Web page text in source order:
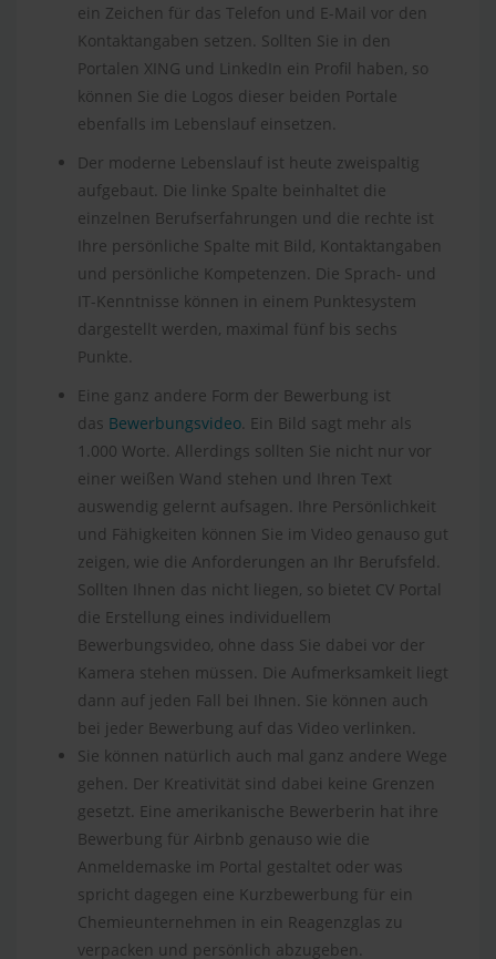
ein Zeichen für das Telefon und E-Mail vor den
Kontaktangaben setzen. Sollten Sie in den
Portalen XING und LinkedIn ein Profil haben, so
können Sie die Logos dieser beiden Portale
ebenfalls im Lebenslauf einsetzen.
Der moderne Lebenslauf ist heute zweispaltig
aufgebaut. Die linke Spalte beinhaltet die
einzelnen Berufserfahrungen und die rechte ist
Ihre persönliche Spalte mit Bild, Kontaktangaben
und persönliche Kompetenzen. Die Sprach- und
IT-Kenntnisse können in einem Punktesystem
dargestellt werden, maximal fünf bis sechs
Punkte.
Eine ganz andere Form der Bewerbung ist
das Bewerbungsvideo. Ein Bild sagt mehr als
1.000 Worte. Allerdings sollten Sie nicht nur vor
einer weißen Wand stehen und Ihren Text
auswendig gelernt aufsagen. Ihre Persönlichkeit
und Fähigkeiten können Sie im Video genauso gut
zeigen, wie die Anforderungen an Ihr Berufsfeld.
Sollten Ihnen das nicht liegen, so bietet CV Portal
die Erstellung eines individuellem
Bewerbungsvideo, ohne dass Sie dabei vor der
Kamera stehen müssen. Die Aufmerksamkeit liegt
dann auf jeden Fall bei Ihnen. Sie können auch
bei jeder Bewerbung auf das Video verlinken.
Sie können natürlich auch mal ganz andere Wege
gehen. Der Kreativität sind dabei keine Grenzen
gesetzt. Eine amerikanische Bewerberin hat ihre
Bewerbung für Airbnb genauso wie die
Anmeldemaske im Portal gestaltet oder was
spricht dagegen eine Kurzbewerbung für ein
Chemieunternehmen in ein Reagenzglas zu
verpacken und persönlich abzugeben.